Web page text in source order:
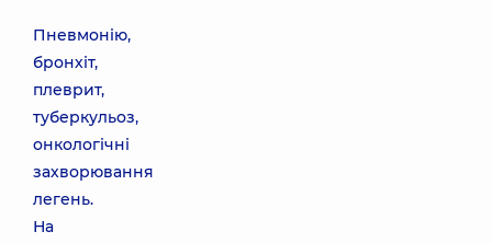
Пневмонію,
бронхіт,
плеврит,
туберкульоз,
онкологічні
захворювання
легень.
На